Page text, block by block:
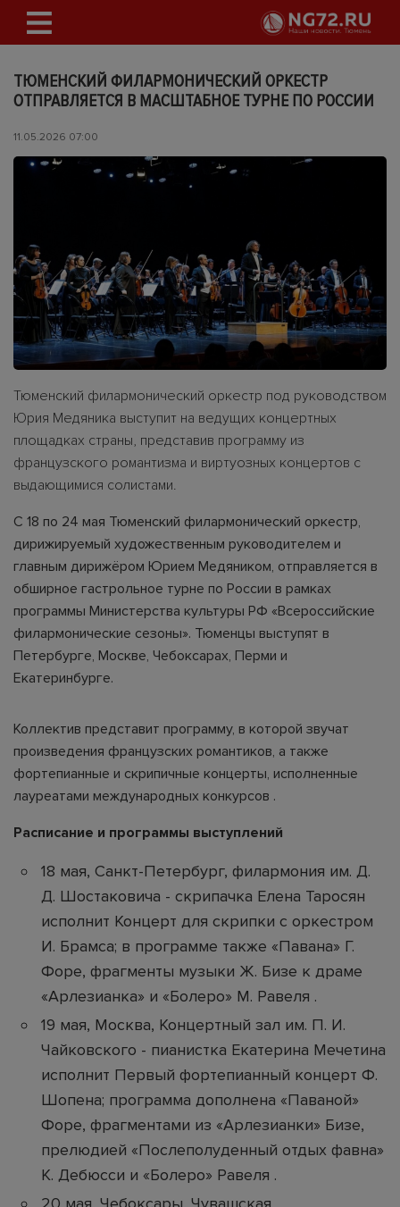
ТЮМЕНСКИЙ ФИЛАРМОНИЧЕСКИЙ ОРКЕСТР
ОТПРАВЛЯЕТСЯ В МАСШТАБНОЕ ТУРНЕ ПО РОССИИ
11.05.2026 07:00
Тюменский филармонический оркестр под руководством
Юрия Медяника выступит на ведущих концертных
площадках страны, представив программу из
французского романтизма и виртуозных концертов с
выдающимися солистами.
С 18 по 24 мая Тюменский филармонический оркестр,
дирижируемый художественным руководителем и
главным дирижёром Юрием Медяником, отправляется в
обширное гастрольное турне по России в рамках
программы Министерства культуры РФ «Всероссийские
филармонические сезоны». Тюменцы выступят в
Петербурге, Москве, Чебоксарах, Перми и
Екатеринбурге.
Коллектив представит программу, в которой звучат
произведения французских романтиков, а также
фортепианные и скрипичные концерты, исполненные
лауреатами международных конкурсов .
Расписание и программы выступлений
18 мая, Санкт-Петербург, филармония им. Д.
Д. Шостаковича - скрипачка Елена Таросян
исполнит Концерт для скрипки с оркестром
И. Брамса; в программе также «Павана» Г.
Форе, фрагменты музыки Ж. Бизе к драме
«Арлезианка» и «Болеро» М. Равеля .
19 мая, Москва, Концертный зал им. П. И.
Чайковского - пианистка Екатерина Мечетина
исполнит Первый фортепианный концерт Ф.
Шопена; программа дополнена «Паваной»
Форе, фрагментами из «Арлезианки» Бизе,
прелюдией «Послеполуденный отдых фавна»
К. Дебюсси и «Болеро» Равеля .